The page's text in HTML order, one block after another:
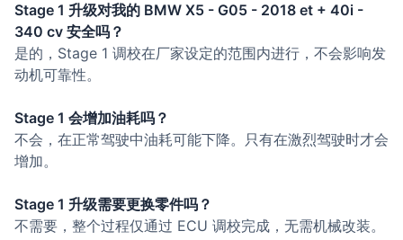
Stage 1 升级对我的 BMW X5 - G05 - 2018 et + 40i -
340 cv 安全吗？
是的，Stage 1 调校在厂家设定的范围内进行，不会影响发
动机可靠性。
Stage 1 会增加油耗吗？
不会，在正常驾驶中油耗可能下降。只有在激烈驾驶时才会
增加。
Stage 1 升级需要更换零件吗？
不需要，整个过程仅通过 ECU 调校完成，无需机械改装。